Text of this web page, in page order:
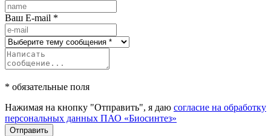
Ваш E-mail *
* обязательные поля
Нажимая на кнопку "Отправить", я даю согласие на обработку
персональных данных ПАО «Биосинтез»
Отправить